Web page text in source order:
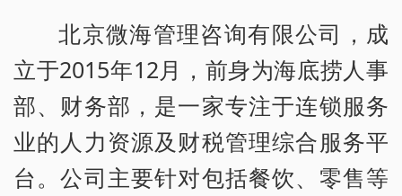
北京微海管理咨询有限公司，成
立于2015年12月，前身为海底捞人事
部、财务部，是一家专注于连锁服务
业的人力资源及财税管理综合服务平
台。公司主要针对包括餐饮、零售等